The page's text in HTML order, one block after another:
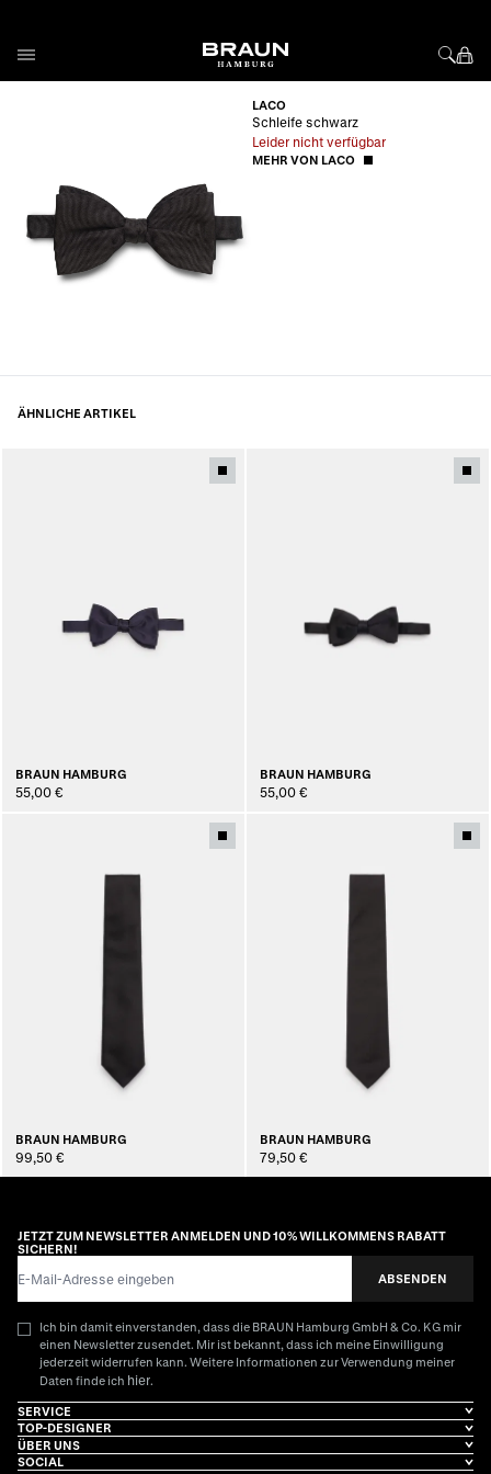
LACO
Schleife schwarz
Leider nicht verfügbar
MEHR VON LACO
ÄHNLICHE ARTIKEL
BRAUN HAMBURG
55,00 €
BRAUN HAMBURG
55,00 €
BRAUN HAMBURG
99,50 €
BRAUN HAMBURG
79,50 €
JETZT ZUM NEWSLETTER ANMELDEN UND 10% WILLKOMMENS RABATT
SICHERN!
ABSENDEN
Ich bin damit einverstanden, dass die BRAUN Hamburg GmbH & Co. KG mir
einen Newsletter zusendet. Mir ist bekannt, dass ich meine Einwilligung
jederzeit widerrufen kann. Weitere Informationen zur Verwendung meiner
Daten finde ich hier.
SERVICE
TOP-DESIGNER
ÜBER UNS
SOCIAL